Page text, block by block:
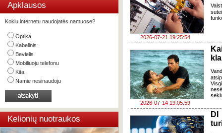
Apklausos
Kokiu internetu naudojatės namuose?
Optika
Kabelinis
Bevielis
Mobiliuoju telefonu
Kita
Namie nesinaudoju
Kelionių nuotraukos
2026-07-21 19:25:54
2026-07-14 19:05:59